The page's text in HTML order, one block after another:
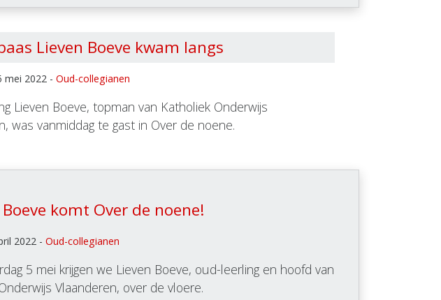
Lieven Boeve kwam langs
mei 2022 -Oud-collegianen
Lieven Boeve, topman van Katholiek Onderwijs
was vanmiddag te gast in Over de noene.
komt Over de noene!
2022 - Oud-collegianen
5 mei krijgen we Lieven Boeve, oud-leerling en hoofd van
Vlaanderen, over de vloere.